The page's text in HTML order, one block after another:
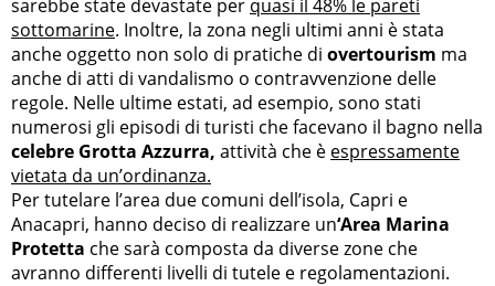
sarebbe state devastate per quasi il 48% le pareti
sottomarine. Inoltre, la zona negli ultimi anni è stata
anche oggetto non solo di pratiche di overtourism ma
anche di atti di vandalismo o contravvenzione delle
regole. Nelle ultime estati, ad esempio, sono stati
numerosi gli episodi di turisti che facevano il bagno nella
celebre Grotta Azzurra, attività che è espressamente
vietata da un’ordinanza.
Per tutelare l’area due comuni dell’isola, Capri e
Anacapri, hanno deciso di realizzare un‘Area Marina
Protetta che sarà composta da diverse zone che
avranno differenti livelli di tutele e regolamentazioni.